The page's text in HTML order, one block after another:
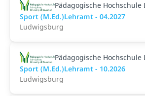
Pädagogische
Sport (M.Ed.)Lehramt - 04.2027
Ludwigsburg
Pädagogische
Sport (M.Ed.)Lehramt - 10.2026
Ludwigsburg